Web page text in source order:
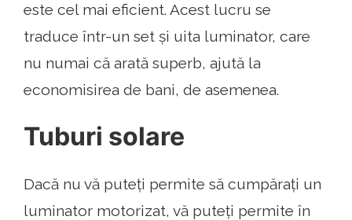
este cel mai eficient. Acest lucru se
traduce într-un set și uita luminator, care
nu numai că arată superb, ajută la
economisirea de bani, de asemenea.
Tuburi solare
Dacă nu vă puteți permite să cumpărați un
luminator motorizat, vă puteți permite în